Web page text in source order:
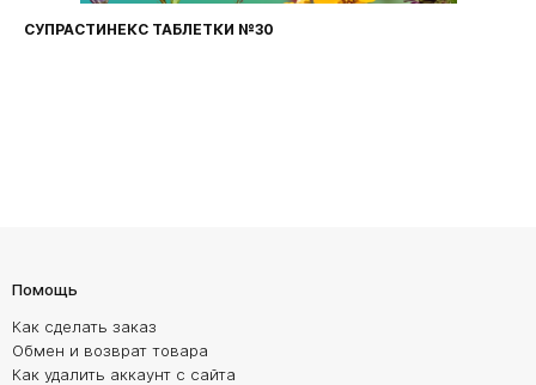
СУПРАСТИНЕКС ТАБЛЕТКИ №30
Помощь
Как сделать заказ
Обмен и возврат товара
Как удалить аккаунт с сайта